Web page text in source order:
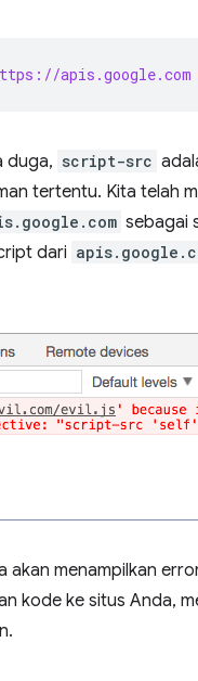
apis.google.com
duga, script-src
tertentu. Kita telah
sebagai
dari
menampilkan
kode ke situs Anda,